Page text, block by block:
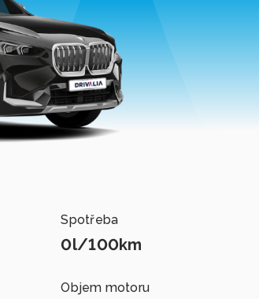
Spotřeba
0l/100km
Objem motoru